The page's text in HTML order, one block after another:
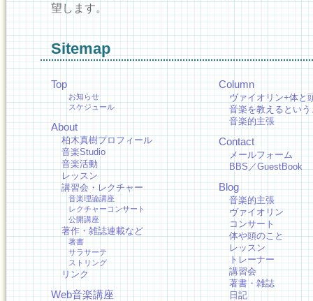
望します。
Sitemap
Top
お知らせ
スケジュール
About
柏木真樹プロフィール
音楽Studio
音楽活動
レッスン
講習会・レクチャー
音楽理論講座
レクチャーコンサート
公開講座
著作・雑誌連載など
著書
サラサーテ
ストリング
リンク
Web音楽講座
Column
ヴァイオリン+体と
音楽を教えるという
音楽的主張
Contact
メールフォーム
BBS／GuestBook
Blog
音楽的主張
ヴァイオリン
コンサート
体や頭のこと
レッスン
トレーナー
講習会
著書・雑誌
日記